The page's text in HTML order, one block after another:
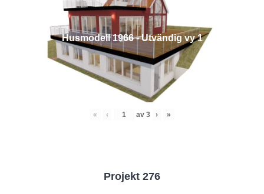
Husmodell 1966 - Utvändig vy 1
« ‹ av 3 › »
Projekt 276